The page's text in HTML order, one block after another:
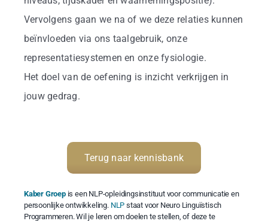
Vervolgens gaan we na of we deze relaties kunnen
beïnvloeden via ons taalgebruik, onze
representatiesystemen en onze fysiologie.
Het doel van de oefening is inzicht verkrijgen in
jouw gedrag.
Terug naar kennisbank
Kaber Groepis een NLP-opleidingsinstituut voor communicatie en
persoonlijke ontwikkeling. NLP staat voor Neuro Linguïstisch
Programmeren. Wil je leren om doelen te stellen, of deze te